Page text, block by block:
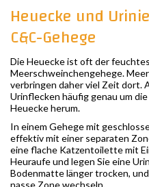
Heuecke und
C&C-Gehege
Die Heuecke ist oft der
Meerschweinchengehege.
verbringen daher viel Zeit dort.
Urinflecken häufig genau um
Heuecke herum.
In einem Gehege mit
effektiv mit einer separaten
eine flache Katzentoilette mit
Heuraufe und legen Sie eine
Bodenmatte länger trocken,
nasse Zone wechseln.